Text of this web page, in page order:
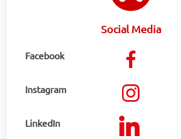
Social Media
Facebook
Instagram
LinkedIn